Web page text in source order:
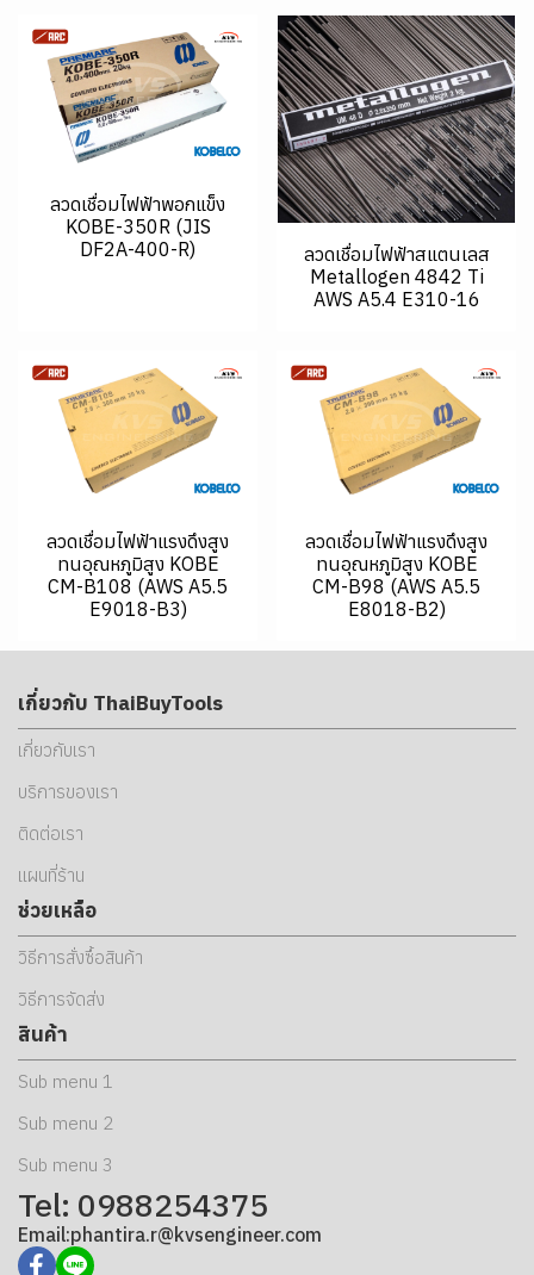
ลวดเชื่อมไฟฟ้าพอกแข็ง
KOBE-350R (JIS
DF2A-400-R)
ลวดเชื่อมไฟฟ้าสแตนเลส
Metallogen 4842 Ti
AWS A5.4 E310-16
ลวดเชื่อมไฟฟ้าแรงดึงสูง
ทนอุณหภูมิสูง KOBE
CM-B108 (AWS A5.5
E9018-B3)
ลวดเชื่อมไฟฟ้าแรงดึงสูง
ทนอุณหภูมิสูง KOBE
CM-B98 (AWS A5.5
E8018-B2)
เกี่ยวกับ ThaiBuyTools
เกี่ยวกับเรา
บริการของเรา
ติดต่อเรา
แผนที่ร้าน
ช่วยเหลือ
วิธีการสั่งซื้อสินค้า
วิธีการจัดส่ง
สินค้า
Sub menu 1
Sub menu 2
Sub menu 3
Tel: 0988254375
Email:phantira.r@kvsengineer.com